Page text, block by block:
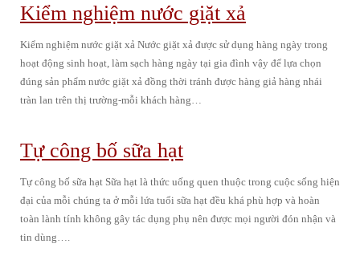
Kiểm nghiệm nước giặt xả
Kiểm nghiệm nước giặt xả Nước giặt xả được sử dụng hàng ngày trong
hoạt động sinh hoạt, làm sạch hàng ngày tại gia đình vậy để lựa chọn
đúng sản phẩm nước giặt xả đồng thời tránh được hàng giả hàng nhái
tràn lan trên thị trường-mỗi khách hàng…
Tự công bố sữa hạt
Tự công bố sữa hạt Sữa hạt là thức uống quen thuộc trong cuộc sống hiện
đại của mỗi chúng ta ở mỗi lứa tuổi sữa hạt đều khá phù hợp và hoàn
toàn lành tính không gây tác dụng phụ nên được mọi người đón nhận và
tin dùng….